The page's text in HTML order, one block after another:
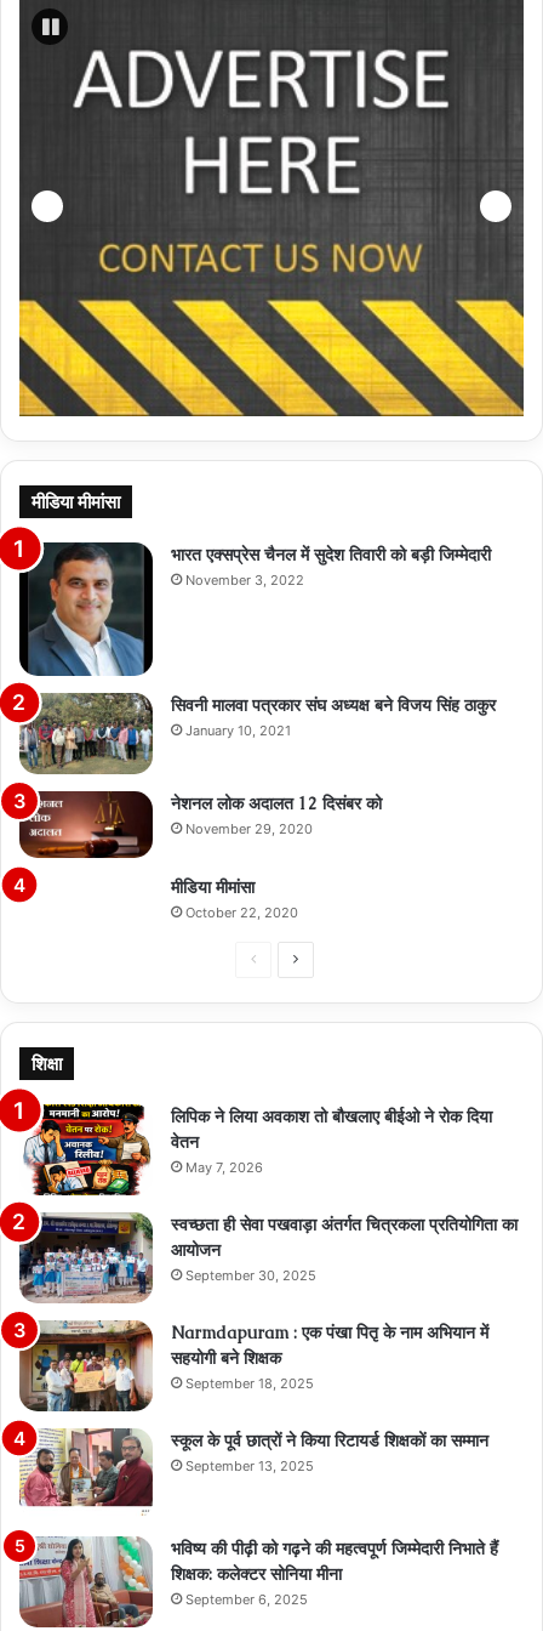
मीडिया मीमांसा
भारत एक्सप्रेस चैनल में सुदेश तिवारी को बड़ी जिम्मेदारी
November 3, 2022
सिवनी मालवा पत्रकार संघ अध्यक्ष बने विजय सिंह ठाकुर
January 10, 2021
नेशनल लोक अदालत 12 दिसंबर को
November 29, 2020
मीडिया मीमांसा
October 22, 2020
PreviousNext
शिक्षा
लिपिक ने लिया अवकाश तो बौखलाए बीईओ ने रोक दिया
वेतन
May 7, 2026
स्वच्छता ही सेवा पखवाड़ा अंतर्गत चित्रकला प्रतियोगिता का
आयोजन
September 30, 2025
Narmdapuram : एक पंखा पितृ के नाम अभियान में
सहयोगी बने शिक्षक
September 18, 2025
स्कूल के पूर्व छात्रों ने किया रिटायर्ड शिक्षकों का सम्मान
September 13, 2025
भविष्य की पीढ़ी को गढ़ने की महत्वपूर्ण जिम्मेदारी निभाते हैं
शिक्षक: कलेक्टर सोनिया मीना
September 6, 2025